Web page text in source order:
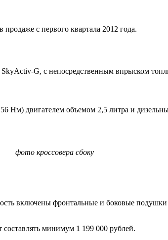
с первого квартала 2012 года.
G, с непосредственным впрыском
Нм) двигателем объемом 2,5 литра и
фото кроссовера сбоку
включены фронтальные и боковые подушки
минимум 1 199 000 рублей.